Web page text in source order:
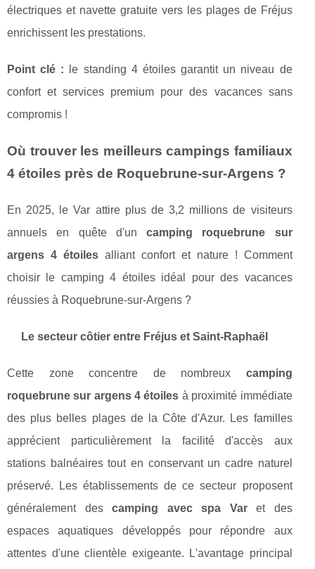
électriques et navette gratuite vers les plages de Fréjus
enrichissent les prestations.
Point clé : le standing 4 étoiles garantit un niveau de
confort et services premium pour des vacances sans
compromis !
Où trouver les meilleurs campings familiaux
4 étoiles près de Roquebrune-sur-Argens ?
En 2025, le Var attire plus de 3,2 millions de visiteurs
annuels en quête d'uncamping roquebrune sur
argens 4 étoilesalliant confort et nature ! Comment
choisir le camping 4 étoiles idéal pour des vacances
réussies à Roquebrune-sur-Argens ?
Le secteur côtier entre Fréjus et Saint-Raphaël
Cette zone concentre de nombreux camping
roquebrune sur argens 4 étoiles à proximité immédiate
des plus belles plages de la Côte d'Azur. Les familles
apprécient particulièrement la facilité d'accès aux
stations balnéaires tout en conservant un cadre naturel
préservé. Les établissements de ce secteur proposent
généralement descamping avec spa Varet des
espaces aquatiques développés pour répondre aux
attentes d'une clientèle exigeante. L'avantage principal